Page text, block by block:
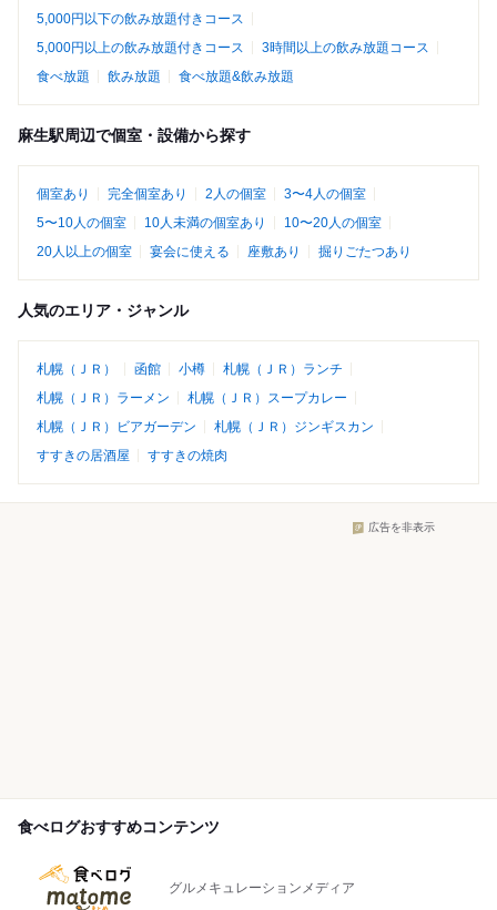
5,000円以下の飲み放題付きコース
5,000円以上の飲み放題付きコース
3時間以上の飲み放題コース
食べ放題
飲み放題 食べ放題&飲み放題
麻生駅周辺で個室・設備から探す
個室あり 完全個室あり 2人の個室
3〜4人の個室
5〜10人の個室
10人未満の個室あり
10〜20人の個室
20人以上の個室
宴会に使える 座敷あり 掘りごたつあり
人気のエリア・ジャンル
札幌（ＪＲ） 函館 小樽
札幌（ＪＲ）ランチ
札幌（ＪＲ）ラーメン
札幌（ＪＲ）スープカレー
札幌（ＪＲ）ビアガーデン
札幌（ＪＲ）ジンギスカン
すすきの居酒屋
すすきの焼肉
広告を非表示
食べログおすすめコンテンツ
グルメキュレーションメディア